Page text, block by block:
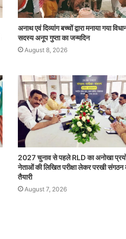
अनाथ एवं दिव्यांग बच्चों द्वारा मनाया गया
सदस्य अनूप गुप्ता का जन्मदिन
August 8, 2026
2027 चुनाव से पहले RLD का अनोखा
नेताओं की लिखित परीक्षा लेकर परखी संगठन
तैयारी
August 7, 2026